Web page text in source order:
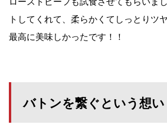
トしてくれて、柔らかくてしっとりツ
最高に美味しかったです！！
バトンを繋ぐという想い